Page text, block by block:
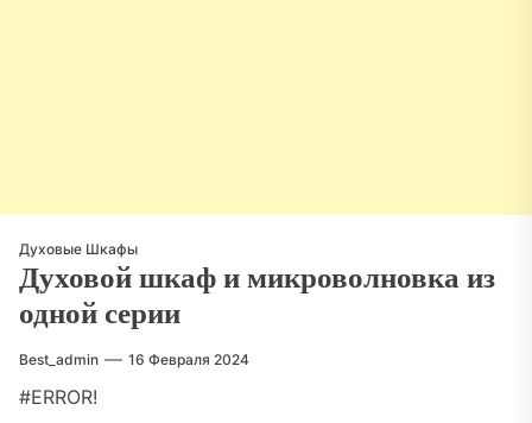
Духовые Шкафы
Духовой шкаф и микроволновка из
одной серии
Best_admin 16 Февраля 2024
#ERROR!